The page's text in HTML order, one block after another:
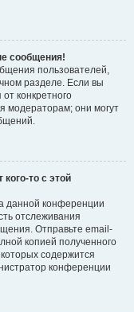
сообщения!
пользователей,
разделе. Если вы
конкретного
модераторам; они могут
то с этой
данной конференции
отслеживания
Отправьте email-
копией полученного
содержится
конференции